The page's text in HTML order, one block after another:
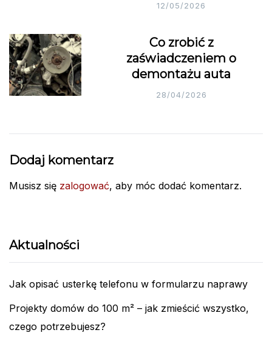
12/05/2026
Co zrobić z
zaświadczeniem o
demontażu auta
28/04/2026
Dodaj komentarz
Musisz się zalogować, aby móc dodać komentarz.
Aktualności
Jak opisać usterkę telefonu w formularzu naprawy
Projekty domów do 100 m² – jak zmieścić wszystko,
czego potrzebujesz?